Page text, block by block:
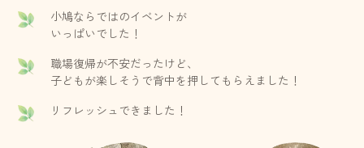
小鳩ならではのイベントが
いっぱいでした！
職場復帰が不安だったけど、
子どもが楽しそうで背中を押してもらえました！
リフレッシュできました！